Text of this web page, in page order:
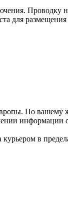
Проводку
для
По
информации
курьером в